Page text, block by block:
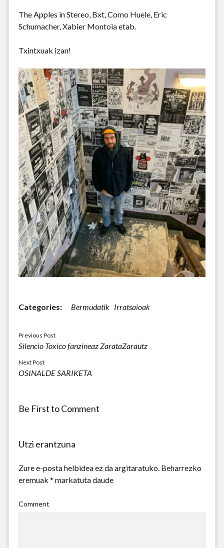
The Apples in Stereo, Bxt, Como Huele, Eric
Schumacher, Xabier Montoia etab.
Txintxuak izan!
Categories: Bermudatik Irratsaioak
Previous Post
Silencio Toxico fanzineaz ZarataZarautz
Next Post
OSINALDE SARIKETA
Be First to Comment
Utzi erantzuna
Zure e-posta helbidea ez da argitaratuko. Beharrezko
eremuak * markatuta daude
Comment